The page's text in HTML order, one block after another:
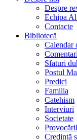
Despre
Echipa
Contacte
Bibliotecă
Calendar
Sfaturi
Postul
Predici
Familia
Catehism
Interviuri
Societate
Credință